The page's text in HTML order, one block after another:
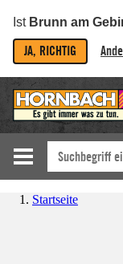
Ist Brunn am
JA, RICHTIG
Startseite